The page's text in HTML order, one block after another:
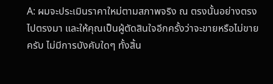
A: ผมจะประเมินราคาใหม่ตามสภาพจริง ณ ตรงนั้นอย่างตรง
ไปตรงมา และให้คุณเป็นผู้ตัดสินใจอีกครั้งว่าจะขายหรือไม่ขาย
ครับ ไม่มีการบังคับใดๆ ทั้งสิ้น